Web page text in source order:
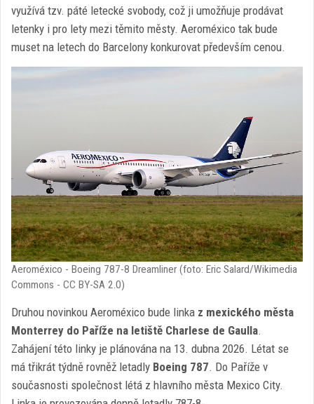
využívá tzv. páté letecké svobody, což ji umožňuje prodávat
letenky i pro lety mezi těmito městy. Aeroméxico tak bude
muset na letech do Barcelony konkurovat především cenou.
Aeroméxico - Boeing 787-8 Dreamliner (foto: Eric Salard/Wikimedia
Commons - CC BY-SA 2.0)
Druhou novinkou Aeroméxico bude linka z mexického města
Monterrey do Paříže na letiště Charlese de Gaulla.
Zahájení této linky je plánována na 13. dubna 2026. Létat se
má třikrát týdně rovněž letadly Boeing 787. Do Paříže v
současnosti společnost létá z hlavního města Mexico City.